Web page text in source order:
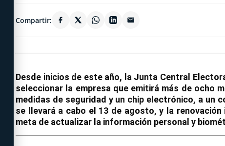
Compartir:
Desde inicios de este año, la Junta Central
seleccionar la empresa que emitirá más de ocho
medidas de seguridad y un chip electrónico, a un
se llevará a cabo el 13 de agosto, y la
meta de actualizar la información personal y